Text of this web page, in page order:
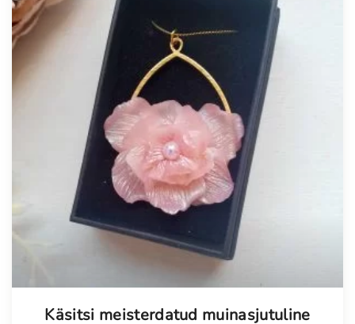
Käsitsi meisterdatud muinasjutuline